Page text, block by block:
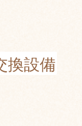
換設備